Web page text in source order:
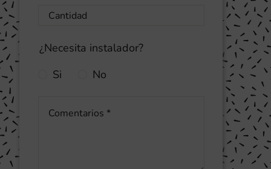
¿Necesita instalador?
Si
No